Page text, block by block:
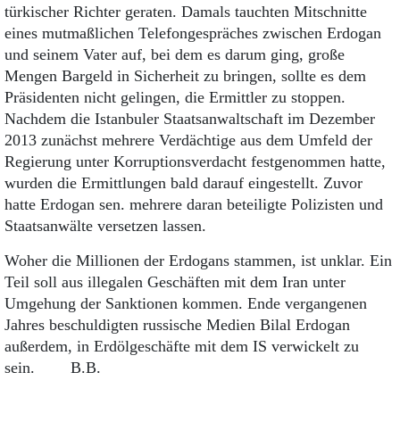
türkischer Richter geraten. Damals tauchten Mitschnitte
eines mutmaßlichen Telefongespräches zwischen Erdogan
und seinem Vater auf, bei dem es darum ging, große
Mengen Bargeld in Sicherheit zu bringen, sollte es dem
Präsidenten nicht gelingen, die Ermittler zu stoppen.
Nachdem die Istanbuler Staatsanwaltschaft im Dezember
2013 zunächst mehrere Verdächtige aus dem Umfeld der
Regierung unter Korruptionsverdacht festgenommen hatte,
wurden die Ermittlungen bald darauf eingestellt. Zuvor
hatte Erdogan sen. mehrere daran beteiligte Polizisten und
Staatsanwälte versetzen lassen.
Woher die Millionen der Erdogans stammen, ist unklar. Ein
Teil soll aus illegalen Geschäften mit dem Iran unter
Umgehung der Sanktionen kommen. Ende vergangenen
Jahres beschuldigten russische Medien Bilal Erdogan
außerdem, in Erdölgeschäfte mit dem IS verwickelt zu
sein. B.B.